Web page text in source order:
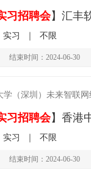
习招聘会】汇丰
实习 不限
结束时间：2024-06-30
学（深圳）未来智联
习招聘会】香港
实习 不限
结束时间：2024-06-30